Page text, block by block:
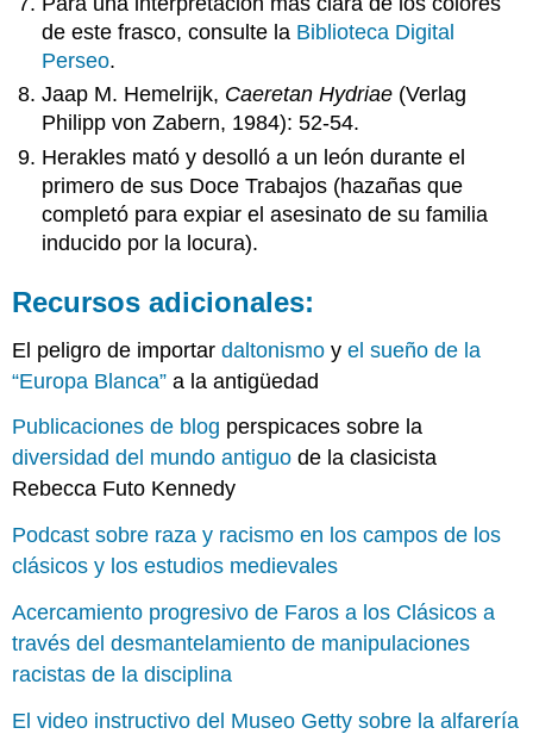
de este frasco, consulte la Biblioteca Digital
Perseo.
Jaap M. Hemelrijk, Caeretan Hydriae (Verlag
Philipp von Zabern, 1984): 52-54.
Herakles mató y desolló a un león durante el
primero de sus Doce Trabajos (hazañas que
completó para expiar el asesinato de su familia
inducido por la locura).
Recursos adicionales:
El peligro de importardaltonismo yel sueño de la
“Europa Blanca” a la antigüedad
Publicaciones de blog perspicaces sobre la
diversidad del mundo antiguo de la clasicista
Rebecca Futo Kennedy
Podcast sobre raza y racismo en los campos de los
clásicos y los estudios medievales
Acercamiento progresivo de Faros a los Clásicos a
través del desmantelamiento de manipulaciones
racistas de la disciplina
El video instructivo del Museo Getty sobre la alfarería